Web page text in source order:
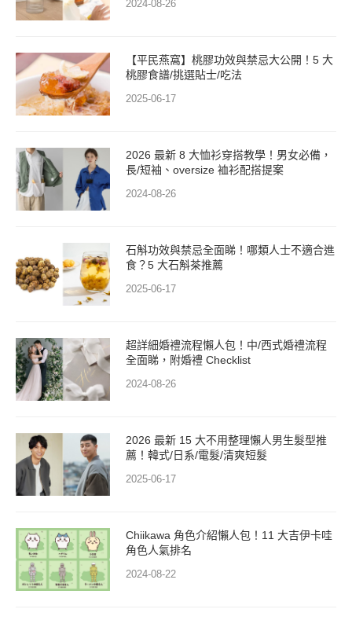
2024-08-26
【平民燕窩】桃膠功效與禁忌大公開！5 大
桃膠食譜/挑選貼士/吃法
2025-06-17
2026 最新 8 大恤衫穿搭教學！男女必備，
長/短袖、oversize 裇衫配搭提案
2024-08-26
石斛功效與禁忌全面睇！哪類人士不適合進
食？5 大石斛茶推薦
2025-06-17
超詳細婚禮流程懶人包！中/西式婚禮流程
全面睇，附婚禮 Checklist
2024-08-26
2026 最新 15 大不用整理懶人男生髮型推
薦！韓式/日系/電髮/清爽短髮
2025-06-17
Chiikawa 角色介紹懶人包！11 大吉伊卡哇
角色人氣排名
2024-08-22